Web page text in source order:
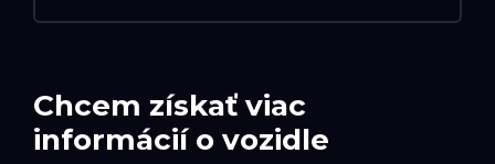
Chcem získať viac
informácií o vozidle